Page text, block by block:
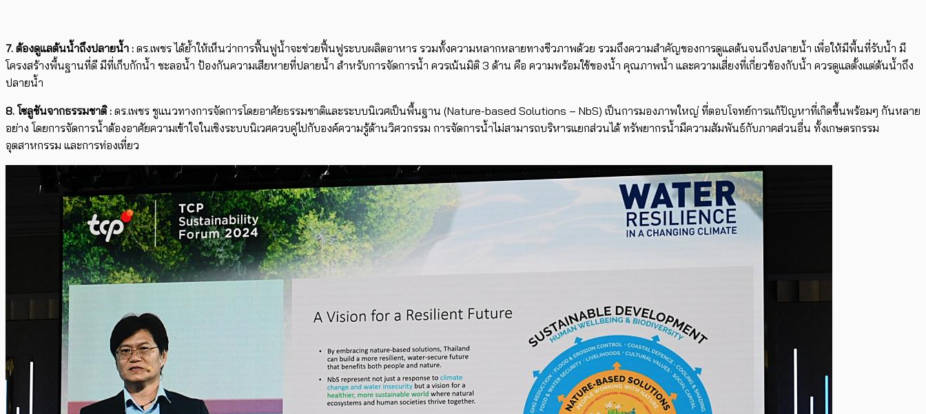
7. ต้องดูแลต้นน้ำถึงปลายน้ำ : ดร.เพชร ได้ย้ำให้เห็นว่าการฟื้นฟูน้ำจะช่วยฟื้นฟูระบบผลิตอาหาร รวมทั้งความหลากหลายทางชีวภาพด้วย รวมถึงความสำคัญของการดูแลต้นจนถึงปลายน้ำ เพื่อให้มีพื้นที่รับน้ำ มี
โครงสร้างพื้นฐานที่ดี มีที่เก็บกักน้ำ ชะลอน้ำ ป้องกันความเสียหายที่ปลายน้ำ สำหรับการจัดการน้ำ ควรเน้นมิติ 3 ด้าน คือ ความพร้อมใช้ของน้ำ คุณภาพน้ำ และความเสี่ยงที่เกี่ยวข้องกับน้ำ ควรดูแลตั้งแต่ต้นน้ำถึง
ปลายน้ำ
8. โซลูชันจากธรรมชาติ: ดร.เพชร ชูแนวทางการจัดการโดยอาศัยธรรมชาติและระบบนิเวศเป็นพื้นฐาน (Nature-based Solutions – NbS) เป็นการมองภาพใหญ่ ที่ตอบโจทย์การแก้ปัญหาที่เกิดขึ้นพร้อมๆ กันหลาย
อย่าง โดยการจัดการน้ำต้องอาศัยความเข้าใจในเชิงระบบนิเวศควบคู่ไปกับองค์ความรู้ด้านวิศวกรรม การจัดการน้ำไม่สามารถบริหารแยกส่วนได้ ทรัพยากรน้ำมีความสัมพันธ์กับภาคส่วนอื่น ทั้งเกษตรกรรม
อุตสาหกรรม และการท่องเที่ยว